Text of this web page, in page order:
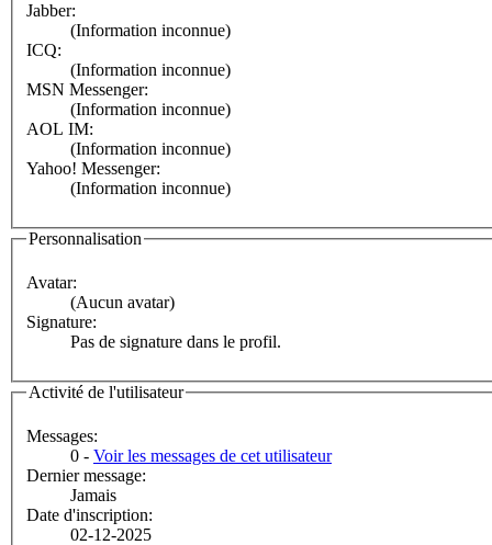
Jabber:
(Information inconnue)
ICQ:
(Information inconnue)
MSN Messenger:
(Information inconnue)
AOL IM:
(Information inconnue)
Yahoo! Messenger:
(Information inconnue)
Personnalisation
Avatar:
(Aucun avatar)
Signature:
Pas de signature dans le profil.
Activité de l'utilisateur
Messages:
0 - Voir les messages de cet utilisateur
Dernier message:
Jamais
Date d'inscription:
02-12-2025